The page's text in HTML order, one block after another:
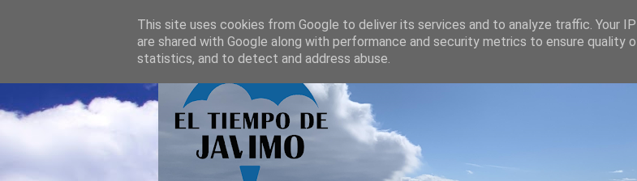
This site uses cookies from Google to deliver its services and to analyze traffic. Your
are shared with Google along with performance and security metrics to ensure quality
statistics, and to detect and address abuse.